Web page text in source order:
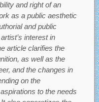
and right of an
as a public aesthetic
and public
interest in
article clarifies the
as well as the
and the changes in
on the
to the needs